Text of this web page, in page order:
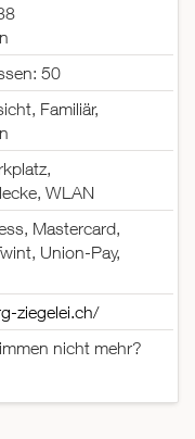
50
Familiär,
WLAN
Mastercard,
Union-Pay,
ziegelei.ch/
nicht mehr?